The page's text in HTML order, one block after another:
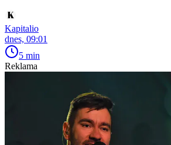
Kapitalio
dnes, 09:01
5 min
Reklama